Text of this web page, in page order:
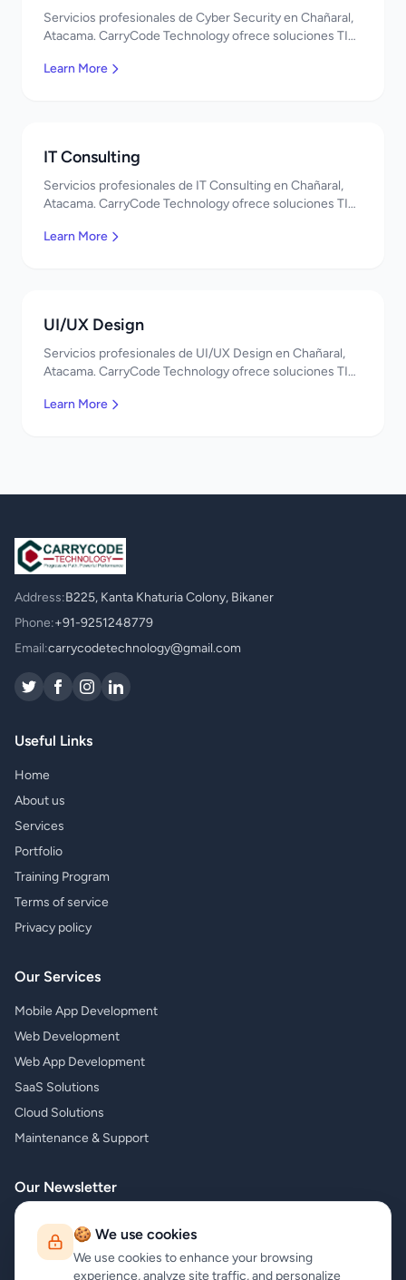
Servicios profesionales de Cyber Security en Chañaral,
Atacama. CarryCode Technology ofrece soluciones TI
Learn More
IT Consulting
Servicios profesionales de IT Consulting en Chañaral,
Atacama. CarryCode Technology ofrece soluciones TI
Learn More
UI/UX Design
Servicios profesionales de UI/UX Design en Chañaral,
Atacama. CarryCode Technology ofrece soluciones TI
Learn More
Address:B225, Kanta Khaturia Colony, Bikaner
Phone:+91-9251248779
Email:carrycodetechnology@gmail.com
Useful Links
Home
About us
Services
Portfolio
Training Program
Terms of service
Privacy policy
Our Services
Mobile App Development
Web Development
Web App Development
SaaS Solutions
Cloud Solutions
Maintenance & Support
Our Newsletter
Subscribe to our newsletter and receive the latest news about our
products and services!
🍪 We use cookies
We use cookies to enhance your browsing
experience, analyze site traffic, and personalize